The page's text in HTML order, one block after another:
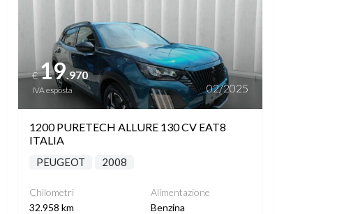
€19.970
IVA esposta 02/2025
1200 PURETECH ALLURE 130 CV EAT8
ITALIA
PEUGEOT 2008
Chilometri
32.958 km
Alimentazione
Benzina